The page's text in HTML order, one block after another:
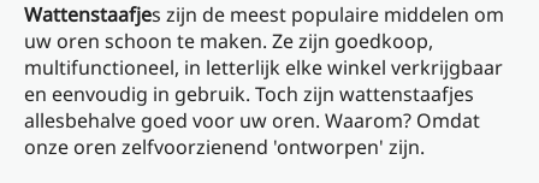
Wattenstaafjes zijn de meest populaire middelen om
uw oren schoon te maken. Ze zijn goedkoop,
multifunctioneel, in letterlijk elke winkel verkrijgbaar
en eenvoudig in gebruik. Toch zijn wattenstaafjes
allesbehalve goed voor uw oren. Waarom? Omdat
onze oren zelfvoorzienend 'ontworpen' zijn.